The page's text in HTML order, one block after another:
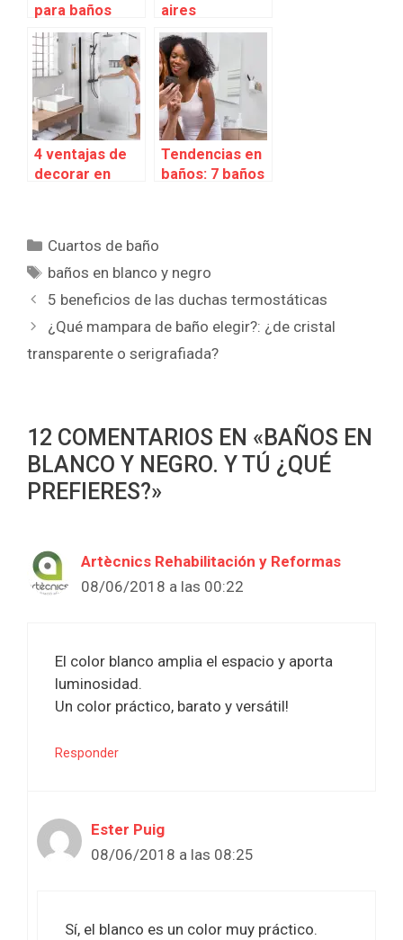
para baños
blancos y
negros
aires
masculinos
4 ventajas de
decorar en
Tendencias en
baños: 7 baños
Categorías
Cuartos de baño
Etiquetas
baños en blanco y negro
5 beneficios de las duchas termostáticas
¿Qué mampara de baño elegir?: ¿de cristal
transparente o serigrafiada?
12 COMENTARIOS EN «BAÑOS EN
BLANCO Y NEGRO. Y TÚ ¿QUÉ
PREFIERES?»
Artècnics Rehabilitación y Reformas
08/06/2018 a las 00:22
El color blanco amplia el espacio y aporta
luminosidad.
Un color práctico, barato y versátil!
Responder
Ester Puig
08/06/2018 a las 08:25
Sí, el blanco es un color muy práctico.